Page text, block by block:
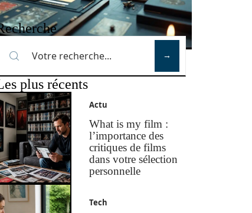
plus récents
Actu
What is my film :
l’importance des
critiques de films
dans votre sélection
personnelle
Tech